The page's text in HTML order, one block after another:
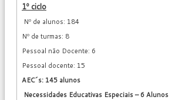
1º ciclo
Nº de alunos: 184
Nº de turmas: 8
Pessoal não Docente: 6
Pessoal docente: 15
AEC´s: 145 alunos
Necessidades Educativas Especiais – 6 Alunos